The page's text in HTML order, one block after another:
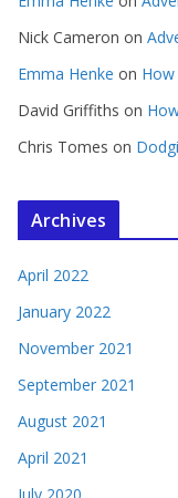
Nick Cameron on
Emma Henke on
David Griffiths on
Chris Tomes on
Archives
April 2022
January 2022
November 2021
September 2021
August 2021
April 2021